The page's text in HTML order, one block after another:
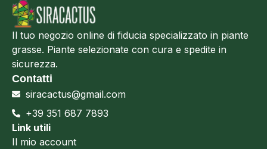
Il tuo negozio online di fiducia specializzato in piante
grasse. Piante selezionate con cura e spedite in
sicurezza.
Contatti
siracactus@gmail.com
+39 351 687 7893
Link utili
Il mio account